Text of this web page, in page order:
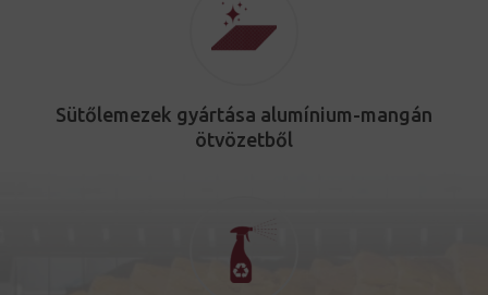
Sütőlemezek gyártása alumínium-mangán
ötvözetből